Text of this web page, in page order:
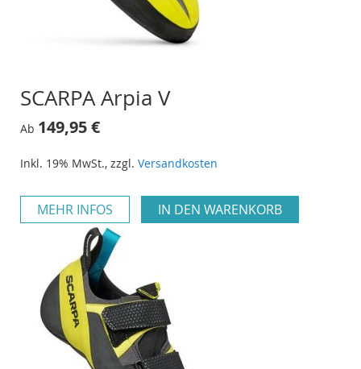
SCARPA Arpia V
Ab 149,95 €
Inkl. 19% MwSt., zzgl. Versandkosten
MEHR INFOS IN DEN WARENKORB